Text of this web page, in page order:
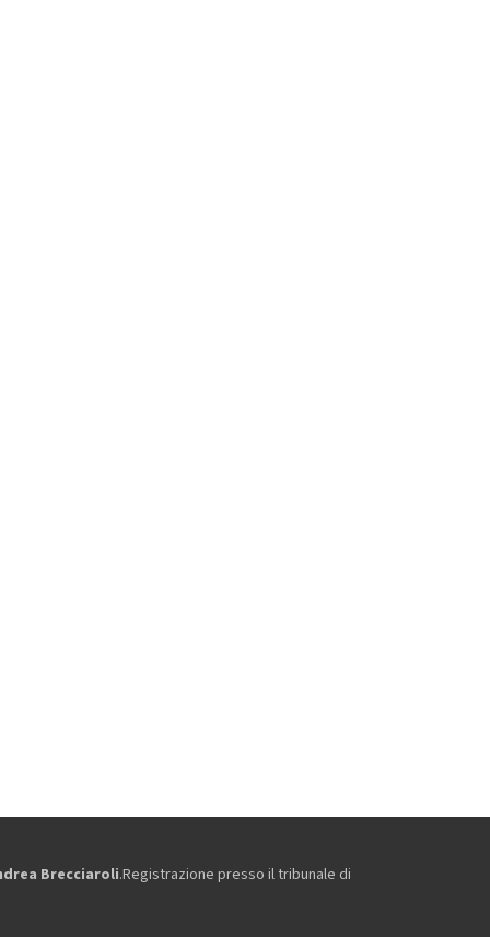
Brecciaroli.Registrazione presso il tribunale di